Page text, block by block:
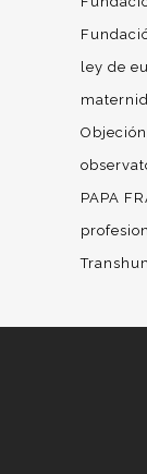
ley de
PAPA